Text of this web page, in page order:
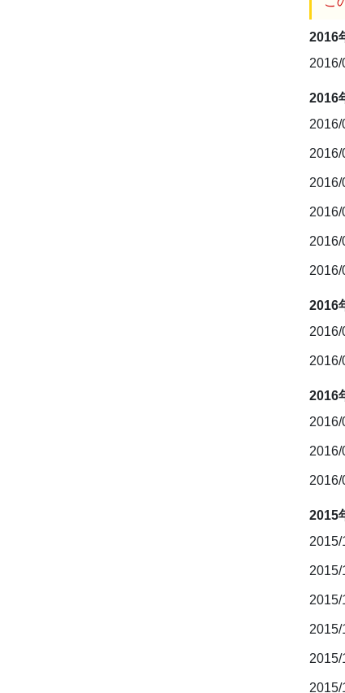
2016
2016/
2016
2016/
2016/
2016/
2016/
2016/
2016/
2016
2016/
2016/
2016
2016/
2016/
2016/
2015
2015/
2015/
2015/
2015/
2015/
2015/